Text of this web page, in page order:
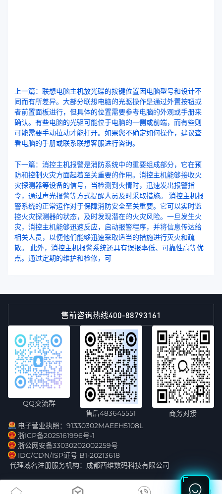
上一篇：联想电脑主机放光碟的按键位置因电脑型号和设计不
同而有所差异。大部分联想电脑的光驱操作是通过外置按钮或
者前置面板进行，但具体的位置需要参考电脑的外观或手册来
确认。有些电脑的光驱可能位于电脑的一侧或前端，而有些则
可能需要手动拉动才能打开。如果您不确定如何操作，建议查
看电脑的手册或联系联想客服进行咨询。
下一篇：消控主机报警是消防系统中的重要组成部分，它在预
防和控制火灾方面起着至关重要的作用。消控主机能够接收火
灾探测器等设备的信号，当检测到火情时，迅速发出报警指
令，通过声光报警等方式提醒人员及时采取措施。 消控主机报
警系统的正常运作对于保障消防安全至关重要。它可以实时监
控火灾探测器的状态，及时发现潜在的火灾风险。一旦发生火
灾，消控主机能够迅速反应，启动报警程序，并将信息传达给
相关人员，以便他们能够迅速采取适当的措施进行灭火和疏
散。 此外，消控主机报警系统还具有误报率低、可靠性高等优
点。通过定期的维护和检修，可
售前咨询热线400-88793161
QQ交流群
售后483645551
商务对接
电子营业执照：91330302MAEEH5108L
浙ICP备2025161996号-1
浙公网安备33030202002259号
IDC/CDN/ISP证号 B1-20213618
代理域名注册服务机构：成都西维数码科技有限公司